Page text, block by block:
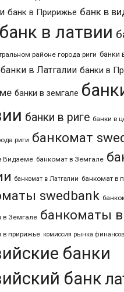
банк в Пририжье банк в
банк в латвии
районе города риги банки
банки в Латгалии банки в
банки в земгале
банки в риге банки в
риги банкомат
Видземе банкомат в Земгале
банкомат в Латгалии банкомат в
swedbank
в Земгале банкоматы
в пририжье комиссия рынка
банки
банк